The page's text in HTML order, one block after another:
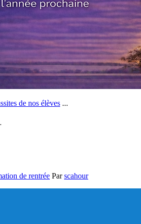
de nos élèves ...
de rentrée Parscahour